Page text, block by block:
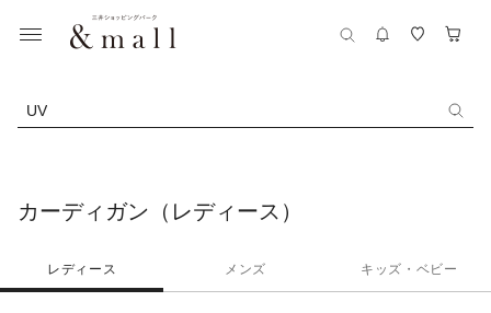
UV
カーディガン（レディース）
レディース メンズ キッズ・ベビー